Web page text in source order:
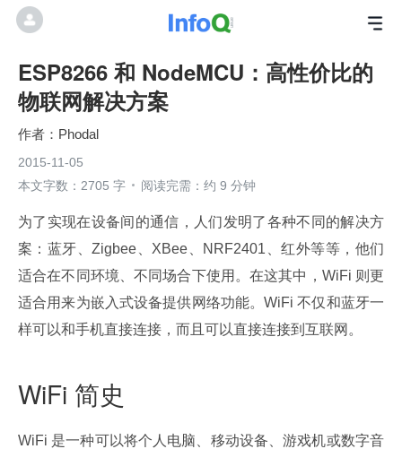
ESP8266 和 NodeMCU：高性价比的
物联网解决方案
Phodal
2015-11-05
本文字数：2705 字
阅读完需：约 9 分钟
为了实现在设备间的通信，人们发明了各种不同的解决方
案：蓝牙、Zigbee、XBee、NRF2401、红外等等，他们
适合在不同环境、不同场合下使用。在这其中，WiFi 则更
适合用来为嵌入式设备提供网络功能。WiFi 不仅和蓝牙一
样可以和手机直接连接，而且可以直接连接到互联网。
WiFi 简史
WiFi 是一种可以将个人电脑、移动设备、游戏机或数字音